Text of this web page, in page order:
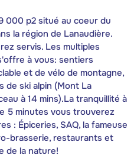
000 p2 situé au coeur du
la région de Lanaudière.
servis. Les multiples
à vous: sentiers
et de vélo de montagne,
de ski alpin (Mont La
à 14 mins).La tranquillité à
5 minutes vous trouverez
: Épiceries, SAQ, la fameuse
brasserie, restaurants et
de la nature!